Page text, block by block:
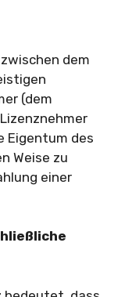
dem
(dem
Eigentum des
Weise zu
einer